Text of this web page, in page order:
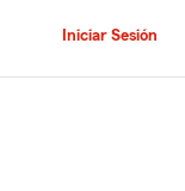
Iniciar Sesión